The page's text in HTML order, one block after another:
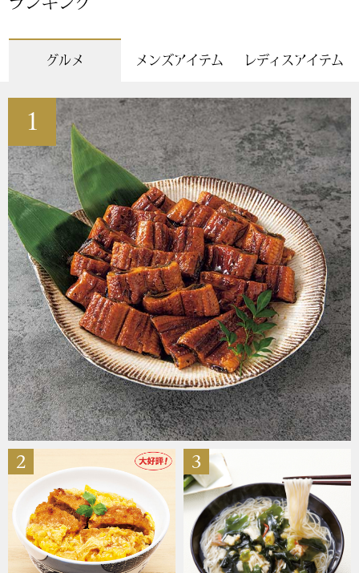
ルメールオマージュウオッチ
すべて見る
ア
プ
ス
和装
和装小物
その他
その他
おすすめブラ
ザ･ノース･フ
ヘリーハンセン
金谷製靴
ヘンリーコッ
グルメ
1
2 3
メンズアイテム レディスアイテム